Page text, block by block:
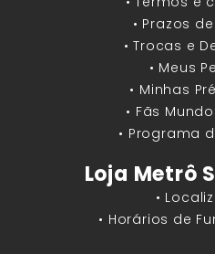
• Prazos
• Trocas e
• Meus
• Minhas
• Fãs
• Programa
Loja Metrô
•
• Horários de